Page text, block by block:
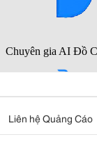
Liên hệ Quảng Cáo